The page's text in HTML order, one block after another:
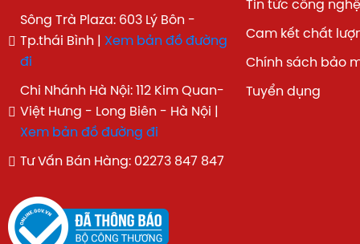
Sông Trà Plaza: 603 Lý Bôn -
Tp.thái Bình | Xem bản đồ đường
đi
Chi Nhánh Hà Nội: 112 Kim Quan-
Việt Hưng - Long Biên - Hà Nội |
Xem bản đồ đường đi
Tư Vấn Bán Hàng: 02273 847 847
Tin tức công nghệ
Cam kết chất
Chính sách bảo
Tuyển dụng